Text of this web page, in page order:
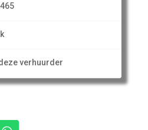
verhuurder